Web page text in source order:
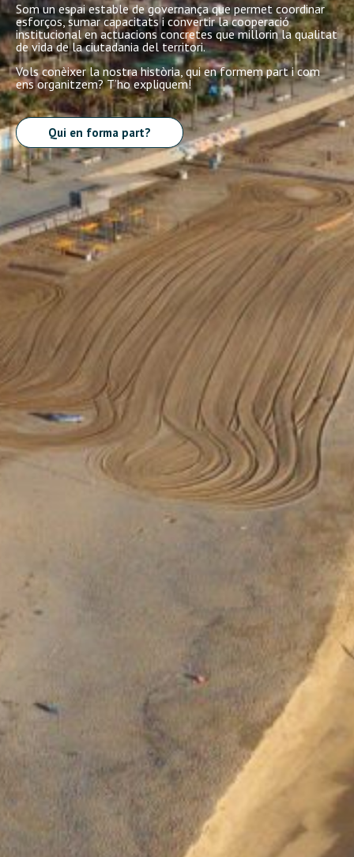
Som un espai estable de governança que permet coordinar
esforços, sumar capacitats i convertir la cooperació
institucional en actuacions concretes que millorin la qualitat
de vida de la ciutadania del territori.
Vols conèixer la nostra història, qui en formem part i com
ens organitzem? T’ho expliquem!
Qui en forma part?